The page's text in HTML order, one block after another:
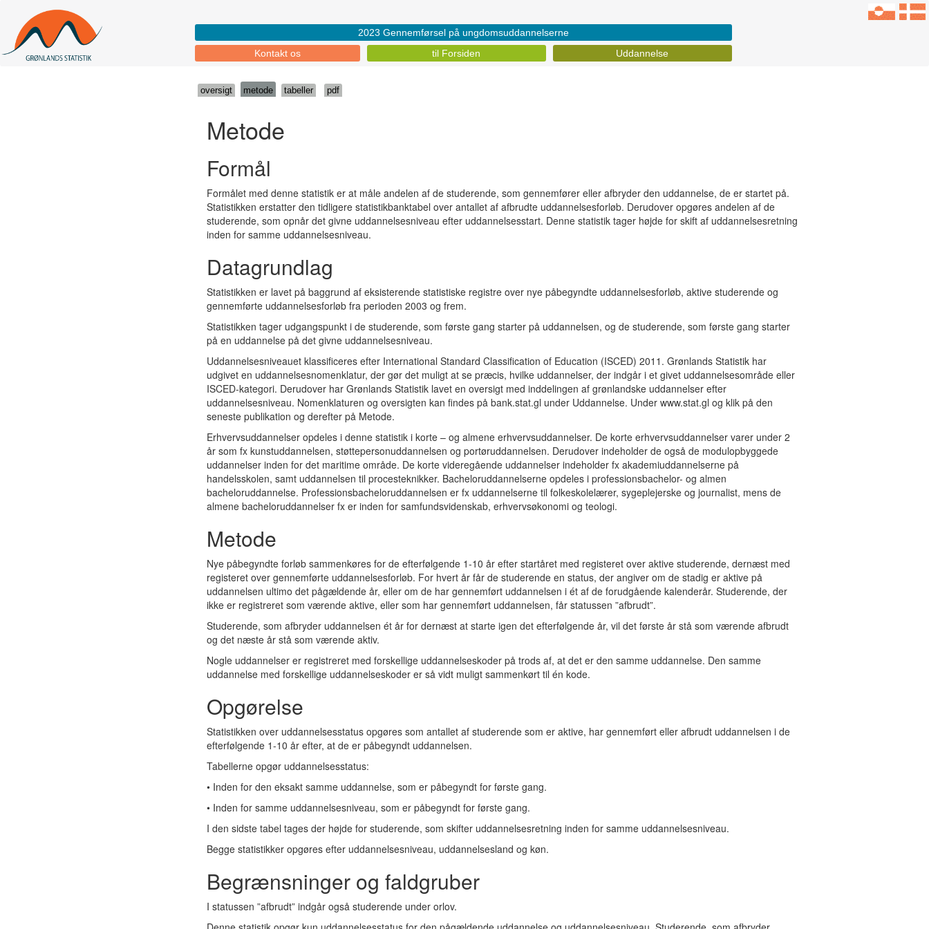
Kontakt os til Forsiden Uddannelse
2023 Gennemførsel på ungdomsuddannelserne
oversigt metode tabeller pdf